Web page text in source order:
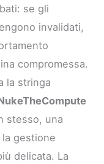
se gli
invalidati,
compromessa.
la stringa
stesso, una
gestione
delicata. La